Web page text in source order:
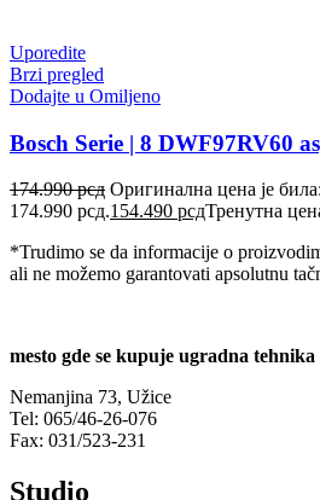
Uporedite
Brzi pregled
Dodajte u Omiljeno
Bosch Serie | 8 DWF97RV60
174.990рсд Оригинална цена је била:
174.990 рсд.154.490 рсдТренутна
*Trudimo se da informacije o
ali ne možemo garantovati apsolutnu
mesto gde se kupuje ugradna tehnika
Nemanjina 73, Užice
Tel: 065/46-26-076
Fax: 031/523-231
Studio